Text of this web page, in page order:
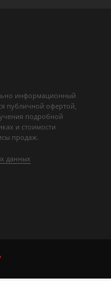
информационный
публичной офертой,
подробной
и стоимости
продаж.
данных